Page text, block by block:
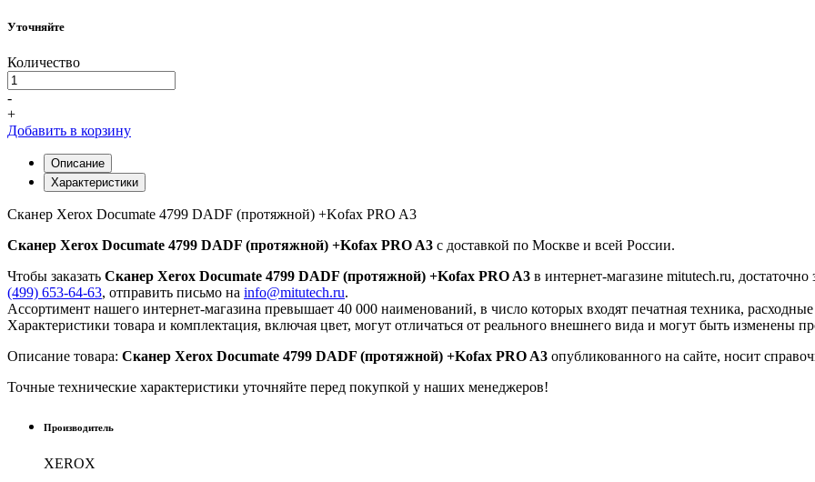
Уточняйте
Количество
-
+
Добавить в корзину
Описание
Характеристики
Сканер Xerox Documate 4799 DADF (протяжной) +Kofax PRO A3
Сканер Xerox Documate 4799 DADF (протяжной) +Kofax PRO A3 с доставкой по Москве и всей России.
Чтобы заказать Сканер Xerox Documate 4799 DADF (протяжной) +Kofax PRO A3 в интернет-магазине mitutech.ru,
(499) 653-64-63, отправить письмо на info@mitutech.ru.
Ассортимент нашего интернет-магазина превышает 40 000 наименований, в число которых входят печатная техника,
Характеристики товара и комплектация, включая цвет, могут отличаться от реального внешнего вида и могут быть изменены
Описание товара: Сканер Xerox Documate 4799 DADF (протяжной) +Kofax PRO A3 опубликованного на сайте, носит
Точные технические характеристики уточняйте перед покупкой у наших менеджеров!
Производитель
XEROX